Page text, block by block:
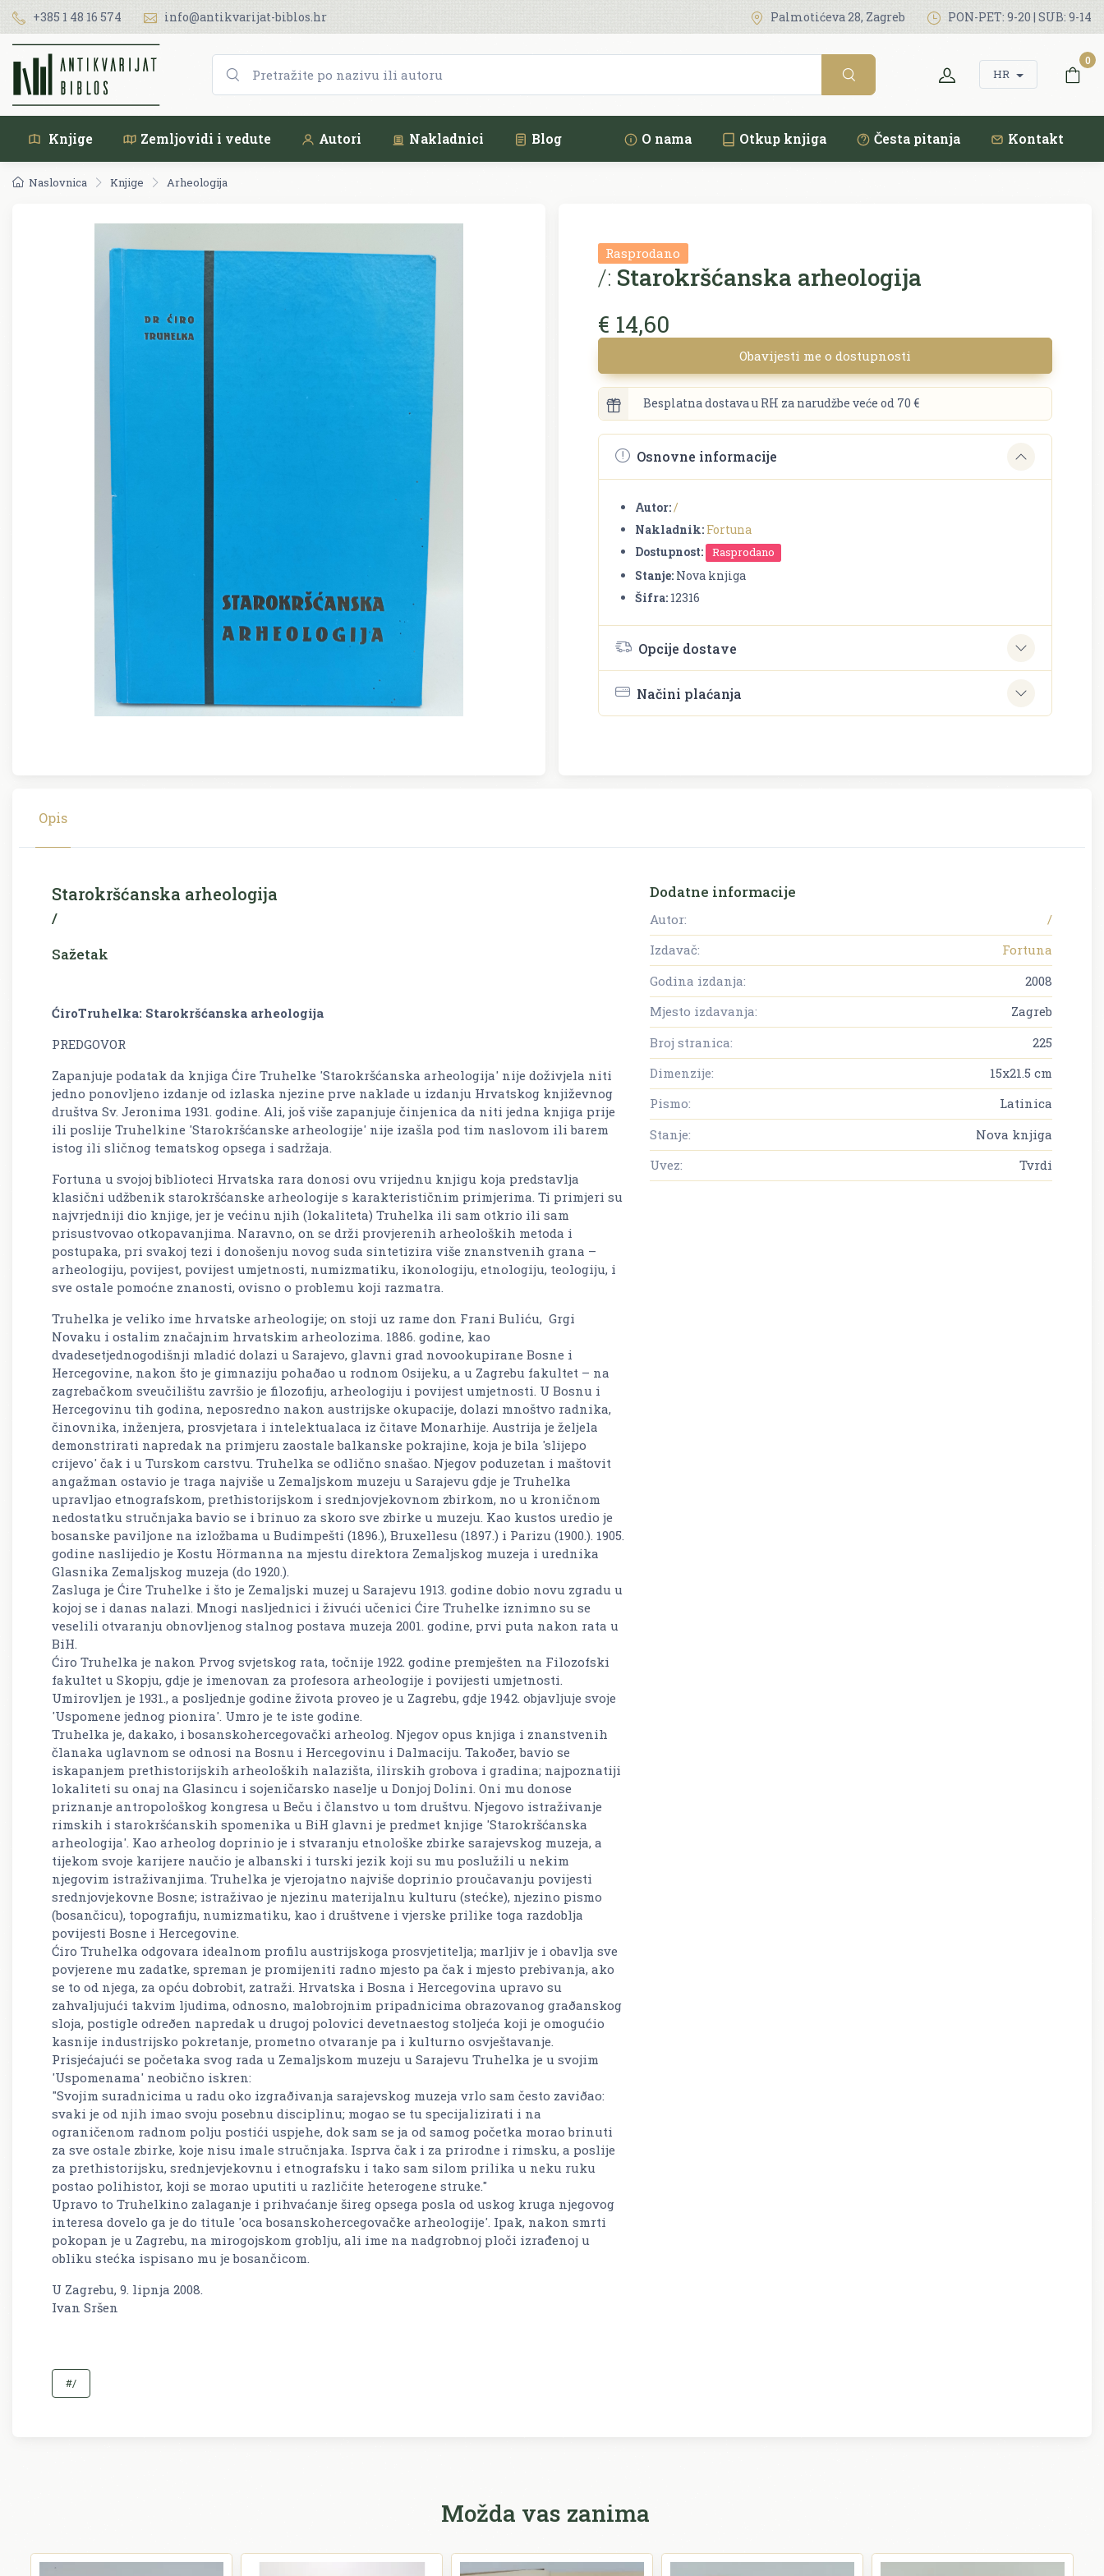
+385 1 48 16 574 info@antikvarijat-biblos.hr Palmotićeva 28, Zagreb PON-PET: 9-20 | SUB: 9-14
HR
0
Knjige Zemljovidi i vedute Autori Nakladnici Blog O nama Otkup knjiga Česta pitanja Kontakt
Naslovnica Knjige Arheologija
Rasprodano
/: Starokršćanska arheologija
€ 14,60
Obavijesti me o dostupnosti
Besplatna dostava u RH za narudžbe veće od 70 €
Osnovne informacije
Autor:/
Nakladnik: Fortuna
Dostupnost:
Rasprodano
Stanje: Nova knjiga
Šifra: 12316
Opcije dostave
Načini plaćanja
Opis
Starokršćanska arheologija
/
Sažetak
ĆiroTruhelka: Starokršćanska arheologija
PREDGOVOR
Zapanjuje podatak da knjiga Ćire Truhelke 'Starokršćanska arheologija' nije doživjela niti
jedno ponovljeno izdanje od izlaska njezine prve naklade u izdanju Hrvatskog književnog
društva Sv. Jeronima 1931. godine. Ali, još više zapanjuje činjenica da niti jedna knjiga prije
ili poslije Truhelkine 'Starokršćanske arheologije' nije izašla pod tim naslovom ili barem
istog ili sličnog tematskog opsega i sadržaja.
Fortuna u svojoj biblioteci Hrvatska rara donosi ovu vrijednu knjigu koja predstavlja
klasični udžbenik starokršćanske arheologije s karakterističnim primjerima. Ti primjeri su
najvrjedniji dio knjige, jer je većinu njih (lokaliteta) Truhelka ili sam otkrio ili sam
prisustvovao otkopavanjima. Naravno, on se drži provjerenih arheoloških metoda i
postupaka, pri svakoj tezi i donošenju novog suda sintetizira više znanstvenih grana –
arheologiju, povijest, povijest umjetnosti, numizmatiku, ikonologiju, etnologiju, teologiju, i
sve ostale pomoćne znanosti, ovisno o problemu koji razmatra.
Truhelka je veliko ime hrvatske arheologije; on stoji uz rame don Frani Buliću, Grgi
Novaku i ostalim značajnim hrvatskim arheolozima. 1886. godine, kao
dvadesetjednogodišnji mladić dolazi u Sarajevo, glavni grad novookupirane Bosne i
Hercegovine, nakon što je gimnaziju pohaðao u rodnom Osijeku, a u Zagrebu fakultet – na
zagrebačkom sveučilištu završio je filozofiju, arheologiju i povijest umjetnosti. U Bosnu i
Hercegovinu tih godina, neposredno nakon austrijske okupacije, dolazi mnoštvo radnika,
činovnika, inženjera, prosvjetara i intelektualaca iz čitave Monarhije. Austrija je željela
demonstrirati napredak na primjeru zaostale balkanske pokrajine, koja je bila 'slijepo
crijevo' čak i u Turskom carstvu. Truhelka se odlično snašao. Njegov poduzetan i maštovit
angažman ostavio je traga najviše u Zemaljskom muzeju u Sarajevu gdje je Truhelka
upravljao etnografskom, prethistorijskom i srednjovjekovnom zbirkom, no u kroničnom
nedostatku stručnjaka bavio se i brinuo za skoro sve zbirke u muzeju. Kao kustos uredio je
bosanske paviljone na izložbama u Budimpešti (1896.), Bruxellesu (1897.) i Parizu (1900.). 1905.
godine naslijedio je Kostu Hörmanna na mjestu direktora Zemaljskog muzeja i urednika
Glasnika Zemaljskog muzeja (do 1920.).
Zasluga je Ćire Truhelke i što je Zemaljski muzej u Sarajevu 1913. godine dobio novu zgradu u
kojoj se i danas nalazi. Mnogi nasljednici i živući učenici Ćire Truhelke iznimno su se
veselili otvaranju obnovljenog stalnog postava muzeja 2001. godine, prvi puta nakon rata u
BiH.
Ćiro Truhelka je nakon Prvog svjetskog rata, točnije 1922. godine premješten na Filozofski
fakultet u Skopju, gdje je imenovan za profesora arheologije i povijesti umjetnosti.
Umirovljen je 1931., a posljednje godine života proveo je u Zagrebu, gdje 1942. objavljuje svoje
'Uspomene jednog pionira'. Umro je te iste godine.
Truhelka je, dakako, i bosanskohercegovački arheolog. Njegov opus knjiga i znanstvenih
članaka uglavnom se odnosi na Bosnu i Hercegovinu i Dalmaciju. Takoðer, bavio se
iskapanjem prethistorijskih arheoloških nalazišta, ilirskih grobova i gradina; najpoznatiji
lokaliteti su onaj na Glasincu i sojeničarsko naselje u Donjoj Dolini. Oni mu donose
priznanje antropološkog kongresa u Beču i članstvo u tom društvu. Njegovo istraživanje
rimskih i starokršćanskih spomenika u BiH glavni je predmet knjige 'Starokršćanska
arheologija'. Kao arheolog doprinio je i stvaranju etnološke zbirke sarajevskog muzeja, a
tijekom svoje karijere naučio je albanski i turski jezik koji su mu poslužili u nekim
njegovim istraživanjima. Truhelka je vjerojatno najviše doprinio proučavanju povijesti
srednjovjekovne Bosne; istraživao je njezinu materijalnu kulturu (stećke), njezino pismo
(bosančicu), topografiju, numizmatiku, kao i društvene i vjerske prilike toga razdoblja
povijesti Bosne i Hercegovine.
Ćiro Truhelka odgovara idealnom profilu austrijskoga prosvjetitelja; marljiv je i obavlja sve
povjerene mu zadatke, spreman je promijeniti radno mjesto pa čak i mjesto prebivanja, ako
se to od njega, za opću dobrobit, zatraži. Hrvatska i Bosna i Hercegovina upravo su
zahvaljujući takvim ljudima, odnosno, malobrojnim pripadnicima obrazovanog graðanskog
sloja, postigle odreðen napredak u drugoj polovici devetnaestog stoljeća koji je omogućio
kasnije industrijsko pokretanje, prometno otvaranje pa i kulturno osvještavanje.
Prisjećajući se početaka svog rada u Zemaljskom muzeju u Sarajevu Truhelka je u svojim
'Uspomenama' neobično iskren:
"Svojim suradnicima u radu oko izgraðivanja sarajevskog muzeja vrlo sam često zaviðao:
svaki je od njih imao svoju posebnu disciplinu; mogao se tu specijalizirati i na
ograničenom radnom polju postići uspjehe, dok sam se ja od samog početka morao brinuti
za sve ostale zbirke, koje nisu imale stručnjaka. Isprva čak i za prirodne i rimsku, a poslije
za prethistorijsku, srednjevjekovnu i etnografsku i tako sam silom prilika u neku ruku
postao polihistor, koji se morao uputiti u različite heterogene struke."
Upravo to Truhelkino zalaganje i prihvaćanje šireg opsega posla od uskog kruga njegovog
interesa dovelo ga je do titule 'oca bosanskohercegovačke arheologije'. Ipak, nakon smrti
pokopan je u Zagrebu, na mirogojskom groblju, ali ime na nadgrobnoj ploči izrađenoj u
obliku stećka ispisano mu je bosančicom.
U Zagrebu, 9. lipnja 2008.
Ivan Sršen
#/
Dodatne informacije
Autor:
/
Izdavač:
Fortuna
Godina izdanja:
2008
Mjesto izdavanja:
Zagreb
Broj stranica:
225
Dimenzije:
15x21.5 cm
Pismo:
Latinica
Stanje:
Nova knjiga
Uvez:
Tvrdi
Možda vas zanima